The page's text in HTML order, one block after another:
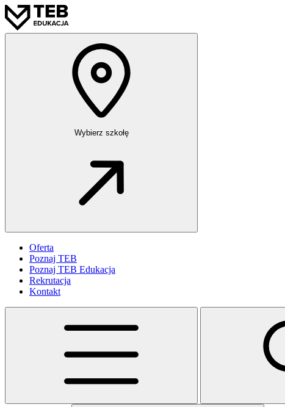
Wybierz szkołę
Oferta
Poznaj TEB
Poznaj TEB Edukacja
Rekrutacja
Kontakt